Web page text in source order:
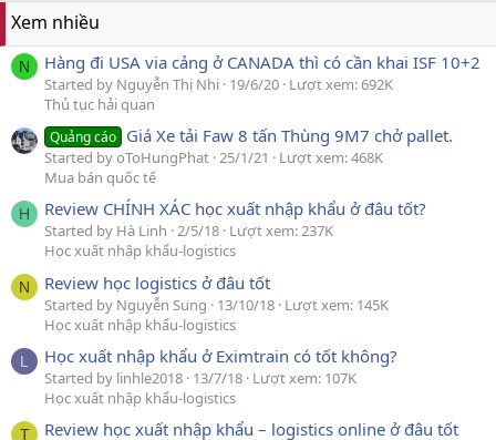
Xem nhiều
N Hàng đi USA via cảng ở CANADA thì có cần khai ISF 10+2
Started by Nguyễn Thị Nhi 19/6/20 Lượt xem: 692K
Thủ tục hải quan
Quảng cáo Giá Xe tải Faw 8 tấn Thùng 9M7 chở pallet.
Started by oToHungPhat 25/1/21
Lượt xem: 468K
Mua bán quốc tế
H Review CHÍNH XÁC học xuất nhập khẩu ở đâu tốt?
Started by Hà Linh 2/5/18 Lượt xem: 237K
Học xuất nhập khẩu-logistics
N Review học logistics ở đâu tốt
Started by Nguyễn Sung 13/10/18 Lượt xem: 145K
Học xuất nhập khẩu-logistics
L Học xuất nhập khẩu ở Eximtrain có tốt không?
Started by linhle2018 13/7/18 Lượt xem: 107K
Học xuất nhập khẩu-logistics
T Review học xuất nhập khẩu – logistics online ở đâu tốt